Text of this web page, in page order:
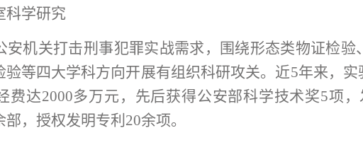
科学研究
安机关打击刑事犯罪实战需求，围绕形态类物证检验
验等四大学科方向开展有组织科研攻关。近5年来，
费达2000多万元，先后获得公安部科学技术奖5项
，授权发明专利20余项。